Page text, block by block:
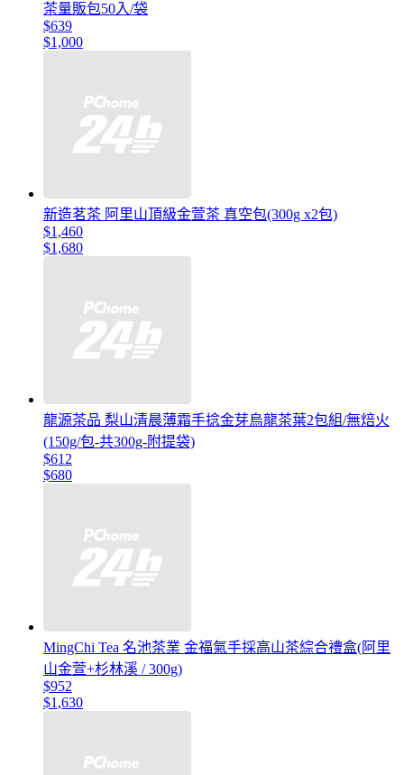
茶量販包50入/袋
$639
$1,000
新造茗茶 阿里山頂級金萱茶 真空包(300g x2包)
$1,460
$1,680
龍源茶品 梨山清晨薄霜手捻金芽烏龍茶葉2包組/無焙火
(150g/包-共300g-附提袋)
$612
$680
MingChi Tea 名池茶業 金福氣手採高山茶綜合禮盒(阿里
山金萱+杉林溪 / 300g)
$952
$1,630